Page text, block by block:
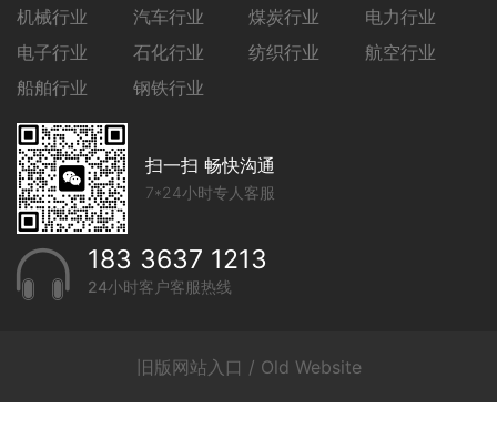
机械行业
汽车行业 煤炭行业
电力行业
电子行业
石化行业 纺织行业
航空行业
船舶行业
钢铁行业
扫一扫 畅快沟通
7*24小时专人客服
183 3637 1213
24小时客户客服热线
旧版网站入口 / Old Website